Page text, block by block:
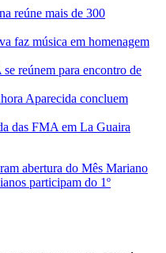
reúne mais de 300
faz música em homenagem
reúnem para encontro de
Aparecida concluem
das FMA em La Guaira
abertura do Mês Mariano
participam do 1º